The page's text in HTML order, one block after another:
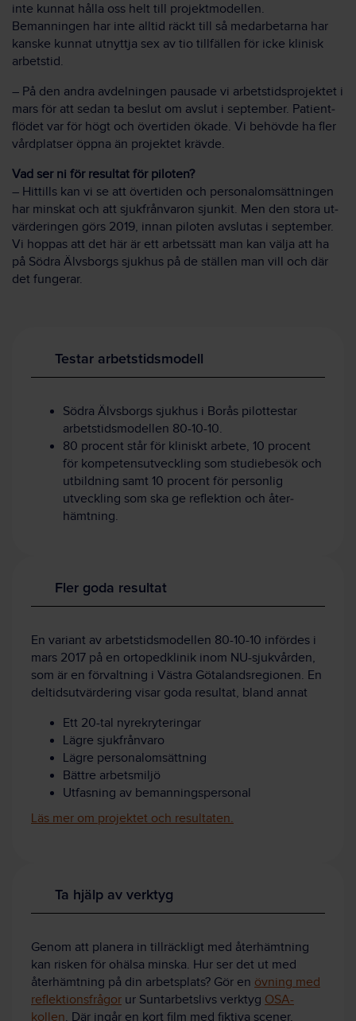
inte kunnat hålla oss helt till projekt­modellen.
Bemanningen har inte alltid räckt till så medarbetarna har
kanske kunnat utnyttja sex av tio till­fällen för icke klinisk
arbetstid.
– På den andra avdelningen pausade vi arbetstids­projektet i
mars för att sedan ta beslut om avslut i september. Patient­
flödet var för högt och över­tiden ökade. Vi behövde ha fler
vård­platser öppna än projektet krävde.
Vad ser ni för resultat för piloten?
– Hittills kan vi se att över­tiden och personal­omsättningen
har minskat och att sjuk­frånvaron sjunkit. Men den stora ut­
värderingen görs 2019, innan piloten avslutas i september.
Vi hoppas att det här är ett arbets­sätt man kan välja att ha
på Södra Älvsborgs sjukhus på de ställen man vill och där
det fungerar.
Testar arbetstidsmodell
Södra Älvsborgs sjukhus i Borås pilot­testar
arbetstids­modellen 80-10-10.
80 procent står för kliniskt arbete, 10 procent
för kompetens­utveckling som studie­besök och
utbildning samt 10 procent för personlig
utveckling som ska ge reflektion och åter­
hämtning.
Fler goda resultat
En variant av arbetstids­modellen 80-10-10 infördes i
mars 2017 på en ortoped­klinik inom NU-sjukvården,
som är en förvaltning i Västra Götalands­regionen. En
deltids­utvärdering visar goda resultat, bland annat
Ett 20-tal nyrekryte­ringar
Lägre sjuk­frånvaro
Lägre personal­omsättning
Bättre arbets­miljö
Utfasning av be­mannings­personal
Läs mer om projektet och resultaten.
Ta hjälp av verktyg
Genom att planera in tillräckligt med återhämtning
kan risken för ohälsa minska. Hur ser det ut med
återhämtning på din arbetsplats? Gör en övning med
reflektionsfrågor ur Suntarbetslivs verktyg OSA-
kollen. Där ingår en kort film med fiktiva scener.